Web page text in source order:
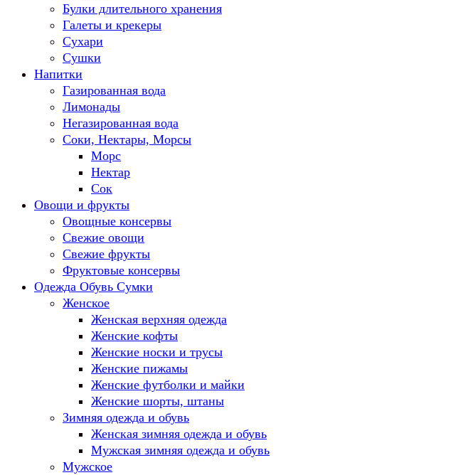
Булки длительного хранения
Галеты и крекеры
Сухари
Сушки
Напитки
Газированная вода
Лимонады
Негазированная вода
Соки, Нектары, Морсы
Морс
Нектар
Сок
Овощи и фрукты
Овощные консервы
Свежие овощи
Свежие фрукты
Фруктовые консервы
Одежда Обувь Сумки
Женское
Женская верхняя одежда
Женские кофты
Женские носки и трусы
Женские пижамы
Женские футболки и майки
Женские шорты, штаны
Зимняя одежда и обувь
Женская зимняя одежда и обувь
Мужская зимняя одежда и обувь
Мужское